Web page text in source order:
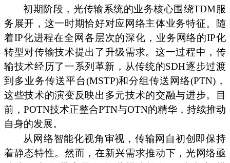
初期阶段，光传输系统的业务核心围绕TDM服
务展开，这一时期恰好对应网络主体业务特征。随
着IP化进程在全网各层次的深化，业务网络的IP化
转型对传输技术提出了升级需求。这一过程中，传
输技术经历了一系列革新，从传统的SDH逐步过渡
到多业务传送平台(MSTP)和分组传送网络(PTN)，
这些技术的演变反映出多元技术的交融与进步。目
前，POTN技术正整合PTN与OTN的精华，持续推动
自身的发展。
从网络智能化视角审视，传输网自初创即保持
着静态特性。然而，在新兴需求推动下，光网络亟